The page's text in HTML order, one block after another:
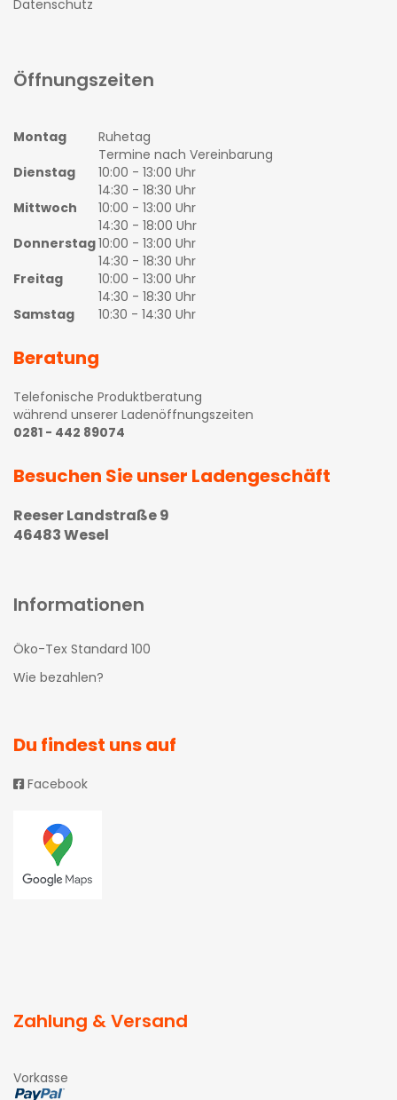
Datenschutz
Öffnungszeiten
Montag
Ruhetag
Termine nach Vereinbarung
Dienstag
10:00 - 13:00 Uhr
14:30 - 18:30 Uhr
Mittwoch
10:00 - 13:00 Uhr
14:30 - 18:00 Uhr
Donnerstag10:00 - 13:00 Uhr
14:30 - 18:30 Uhr
Freitag
10:00 - 13:00 Uhr
14:30 - 18:30 Uhr
Samstag
10:30 - 14:30 Uhr
Beratung
Telefonische Produktberatung
während unserer Ladenöffnungszeiten
0281 - 442 89074
Besuchen Sie unser Ladengeschäft
Reeser Landstraße 9
46483 Wesel
Informationen
Öko-Tex Standard 100
Wie bezahlen?
Du findest uns auf
Facebook
Zahlung & Versand
Vorkasse